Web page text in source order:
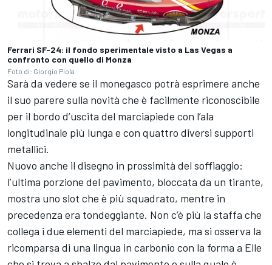
Ferrari SF-24: il fondo sperimentale visto a Las Vegas a
confronto con quello di Monza
Foto di: Giorgio Piola
Sarà da vedere se il monegasco potrà esprimere anche
il suo parere sulla novità che è facilmente riconoscibile
per il bordo d’uscita del marciapiede con l’ala
longitudinale più lunga e con quattro diversi supporti
metallici.
Nuovo anche il disegno in prossimità del soffiaggio:
l’ultima porzione del pavimento, bloccata da un tirante,
mostra uno slot che è più squadrato, mentre in
precedenza era tondeggiante. Non c’è più la staffa che
collega i due elementi del marciapiede, ma si osserva la
ricomparsa di una lingua in carbonio con la forma a Elle